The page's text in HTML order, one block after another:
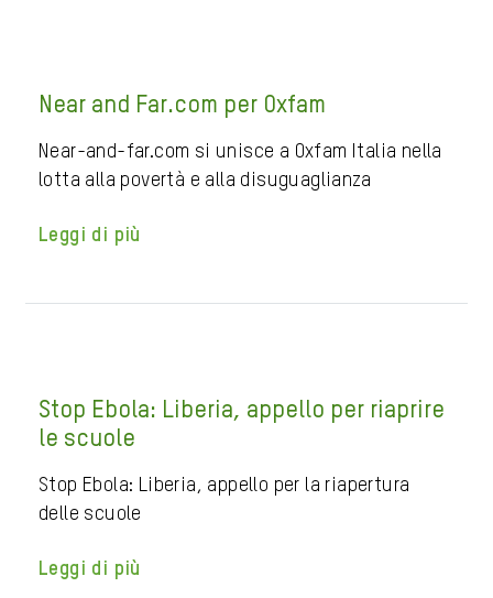
Near and Far.com per Oxfam
Near-and-far.com si unisce a Oxfam Italia nella
lotta alla povertà e alla disuguaglianza
Leggi di più
Stop Ebola: Liberia, appello per riaprire
le scuole
Stop Ebola: Liberia, appello per la riapertura
delle scuole
Leggi di più